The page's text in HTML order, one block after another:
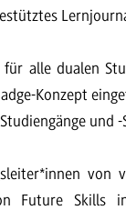
alle dualen
Konzept
und
Future